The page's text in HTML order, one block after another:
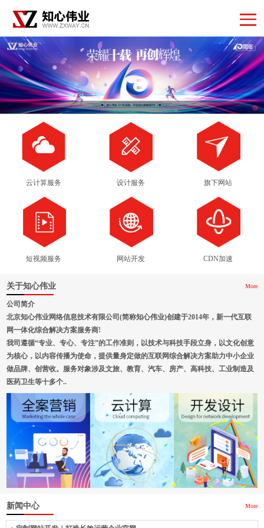
云计算服务 设计服务 旗下网站
短视频服务 网站开发 CDN加速
关于知心伟业 More
公司简介
北京知心伟业网络信息技术有限公司(简称知心伟业)创建于2014年，新一代互联
网一体化综合解决方案服务商!
我司遵循“专业、专心、专注”的工作准则，以技术与科技手段立身，以文化创意
为核心，以内容传播为使命，提供量身定做的互联网综合解决方案助力中小企业
做品牌、创营收。服务对象涉及文旅、教育、汽车、房产、高科技、工业制造及
医药卫生等十多个..
新闻中心 More